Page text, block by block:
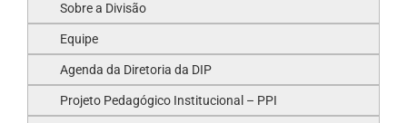
Sobre a Divisão
Equipe
Agenda da Diretoria da DIP
Projeto Pedagógico Institucional – PPI